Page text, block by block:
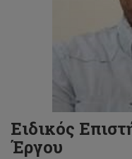
Ειδικός
Έργου